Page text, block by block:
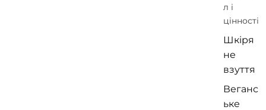
л і
цінності
Шкіря
не
взуття
Веганс
ьке